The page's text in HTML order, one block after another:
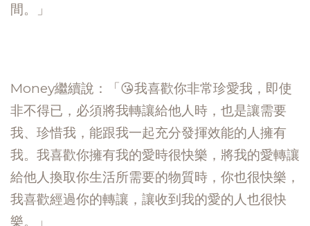
間。」
Money繼續說：「😘我喜歡你非常珍愛我，即使
非不得已，必須將我轉讓給他人時，也是讓需要
我、珍惜我，能跟我一起充分發揮效能的人擁有
我。我喜歡你擁有我的愛時很快樂，將我的愛轉讓
給他人換取你生活所需要的物質時，你也很快樂，
我喜歡經過你的轉讓，讓收到我的愛的人也很快
樂。」